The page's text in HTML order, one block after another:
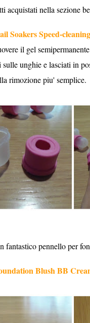
acquistati nella sezione
Soakers Speed-
il gel
unghie e lasciati in
rimozione piu' semplice.
fantastico pennello per
Blush BB